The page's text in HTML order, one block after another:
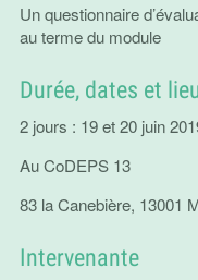
Un questionnaire
au terme du module
Durée, dates et
2 jours : 19 et 20 juin
Au CoDEPS 13
83 la Canebière, 13001
Intervenante